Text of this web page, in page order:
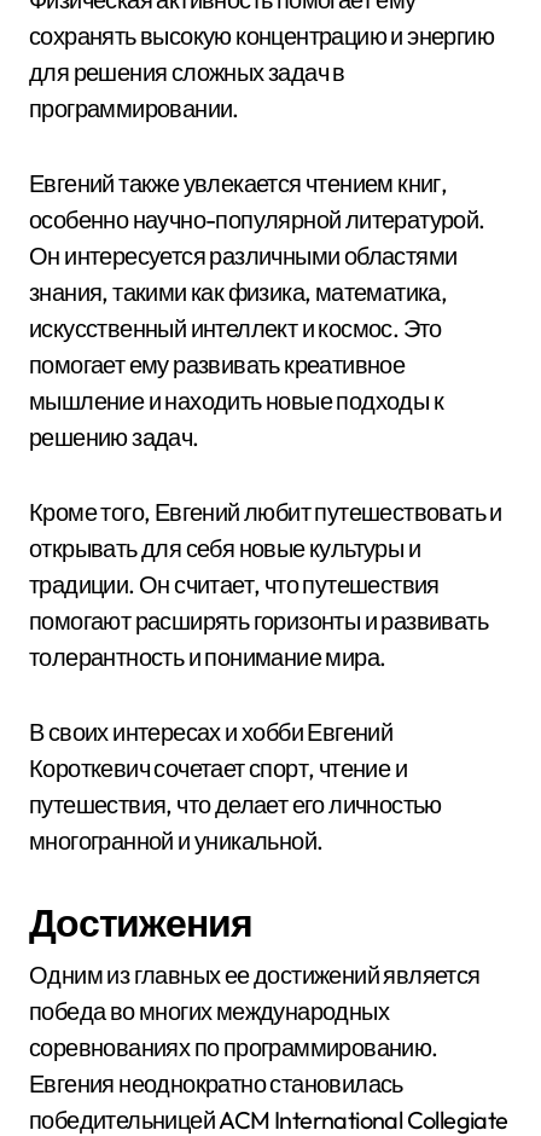
сохранять высокую концентрацию и энергию
для решения сложных задач в
программировании.
Евгений также увлекается чтением книг,
особенно научно-популярной литературой.
Он интересуется различными областями
знания, такими как физика, математика,
искусственный интеллект и космос. Это
помогает ему развивать креативное
мышление и находить новые подходы к
решению задач.
Кроме того, Евгений любит путешествовать и
открывать для себя новые культуры и
традиции. Он считает, что путешествия
помогают расширять горизонты и развивать
толерантность и понимание мира.
В своих интересах и хобби Евгений
Короткевич сочетает спорт, чтение и
путешествия, что делает его личностью
многогранной и уникальной.
Достижения
Одним из главных ее достижений является
победа во многих международных
соревнованиях по программированию.
Евгения неоднократно становилась
победительницей ACM International Collegiate